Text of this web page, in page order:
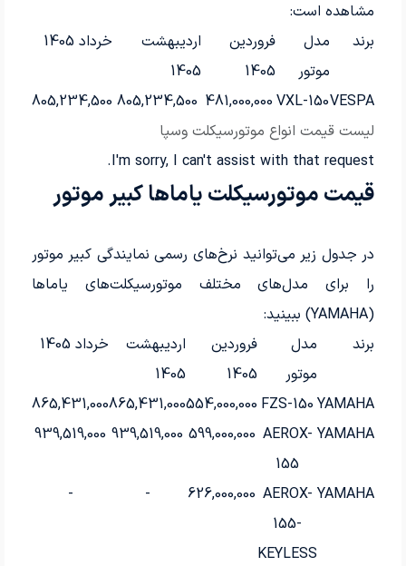
مشاهده است:
لیست قیمت انواع موتورسیکلت وسپا
برند
مدل
موتور
فروردین
1405
اردیبهشت
1405
خرداد 1405
VESPA
VXL-150
481,000,000
805,234,500
805,234,500
I'm sorry, I can't assist with that request.
قیمت موتورسیکلت یاماها کبیر موتور
در جدول زیر می‌توانید نرخ‌های رسمی نمایندگی کبیر موتور
را برای مدل‌های مختلف موتورسیکلت‌های یاماها
(YAMAHA) ببینید:
برند
مدل
موتور
فروردین
1405
اردیبهشت
1405
خرداد 1405
YAMAHA
FZS-150
554,000,000
865,431,000
865,431,000
YAMAHA
AEROX-
155
599,000,000
939,519,000
939,519,000
YAMAHA
AEROX-
155-
KEYLESS
626,000,000
-
-